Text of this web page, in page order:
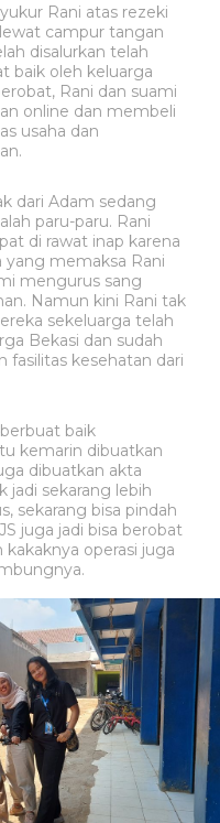
Rani atas rezeki
campur tangan
disalurkan telah
baik oleh keluarga
Rani dan suami
online dan membeli
usaha dan
dari Adam sedang
paru-paru. Rani
di rawat inap karena
yang memaksa Rani
mengurus sang
Namun kini Rani tak
sekeluarga telah
Bekasi dan sudah
kesehatan dari
baik
kemarin dibuatkan
dibuatkan akta
jadi sekarang lebih
sekarang bisa pindah
juga jadi bisa berobat
operasi juga